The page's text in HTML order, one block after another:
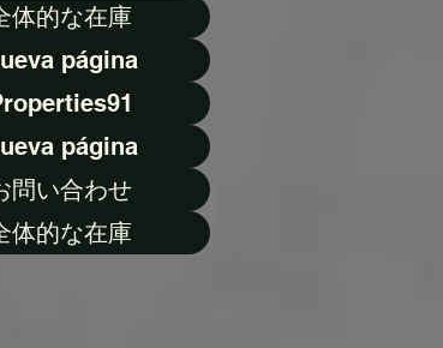
体的な在庫
página
página
問い合わせ
体的な在庫